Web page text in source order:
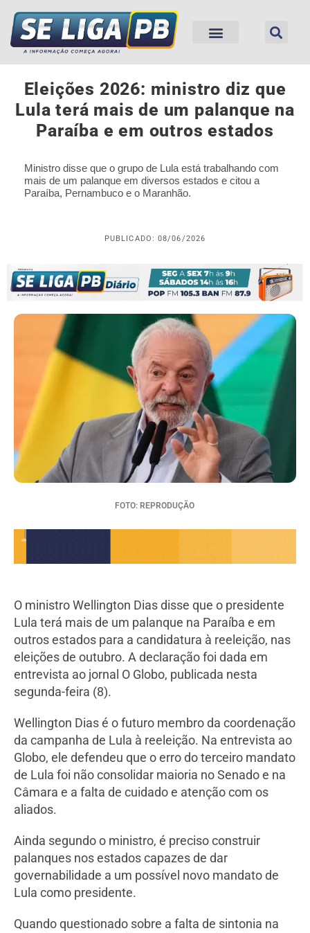
Eleições 2026: ministro diz que
Lula terá mais de um palanque na
Paraíba e em outros estados
Ministro disse que o grupo de Lula está trabalhando com
mais de um palanque em diversos estados e citou a
Paraíba, Pernambuco e o Maranhão.
PUBLICADO: 08/06/2026
FOTO: REPRODUÇÃO
O ministro Wellington Dias disse que o presidente
Lula terá mais de um palanque na Paraíba e em
outros estados para a candidatura à reeleição, nas
eleições de outubro. A declaração foi dada em
entrevista ao jornal O Globo, publicada nesta
segunda-feira (8).
Wellington Dias é o futuro membro da coordenação
da campanha de Lula à reeleição. Na entrevista ao
Globo, ele defendeu que o erro do terceiro mandato
de Lula foi não consolidar maioria no Senado e na
Câmara e a falta de cuidado e atenção com os
aliados.
Ainda segundo o ministro, é preciso construir
palanques nos estados capazes de dar
governabilidade a um possível novo mandato de
Lula como presidente.
Quando questionado sobre a falta de sintonia na